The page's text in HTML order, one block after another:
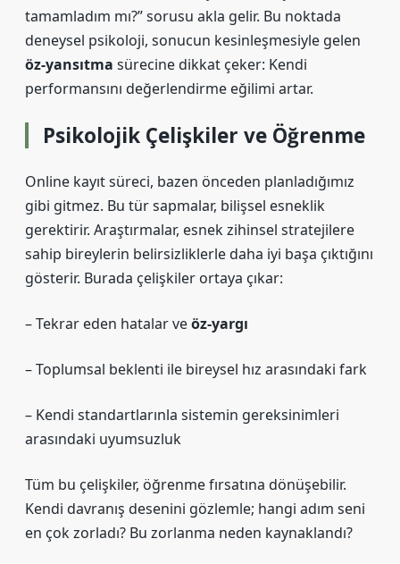
tamamladım mı?” sorusu akla gelir. Bu noktada
deneysel psikoloji, sonucun kesinleşmesiyle gelen
öz-yansıtma sürecine dikkat çeker: Kendi
performansını değerlendirme eğilimi artar.
Psikolojik Çelişkiler ve Öğrenme
Online kayıt süreci, bazen önceden planladığımız
gibi gitmez. Bu tür sapmalar, bilişsel esneklik
gerektirir. Araştırmalar, esnek zihinsel stratejilere
sahip bireylerin belirsizliklerle daha iyi başa çıktığını
gösterir. Burada çelişkiler ortaya çıkar:
– Tekrar eden hatalar veöz-yargı
– Toplumsal beklenti ile bireysel hız arasındaki fark
– Kendi standartlarınla sistemin gereksinimleri
arasındaki uyumsuzluk
Tüm bu çelişkiler, öğrenme fırsatına dönüşebilir.
Kendi davranış desenini gözlemle; hangi adım seni
en çok zorladı? Bu zorlanma neden kaynaklandı?